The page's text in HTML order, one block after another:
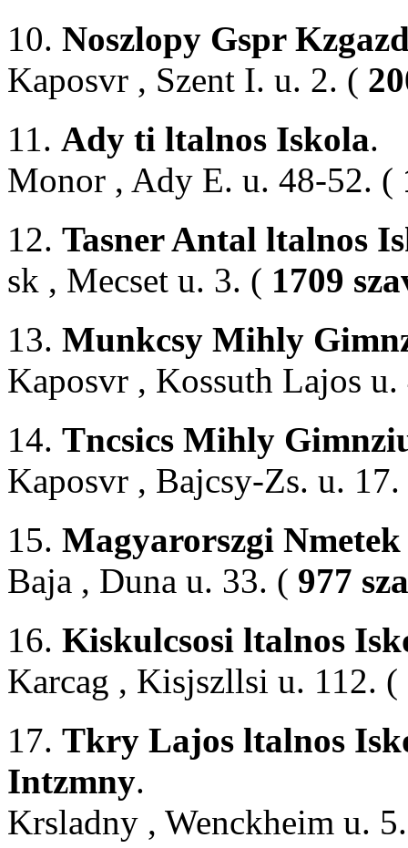
10. Noszlopy Gspr
Kaposvr , Szent I. u. 2. (
11. Ady ti ltalnos Iskola.
Monor , Ady E. u. 48-52. (
12. Tasner Antal ltalnos
sk , Mecset u. 3. ( 1709
13. Munkcsy Mihly
Kaposvr , Kossuth Lajos
14. Tncsics Mihly
Kaposvr , Bajcsy-Zs. u.
15. Magyarorszgi
Baja , Duna u. 33. ( 977
16. Kiskulcsosi ltalnos
Karcag , Kisjszllsi u. 112. (
17. Tkry Lajos ltalnos
Intzmny.
Krsladny , Wenckheim u.